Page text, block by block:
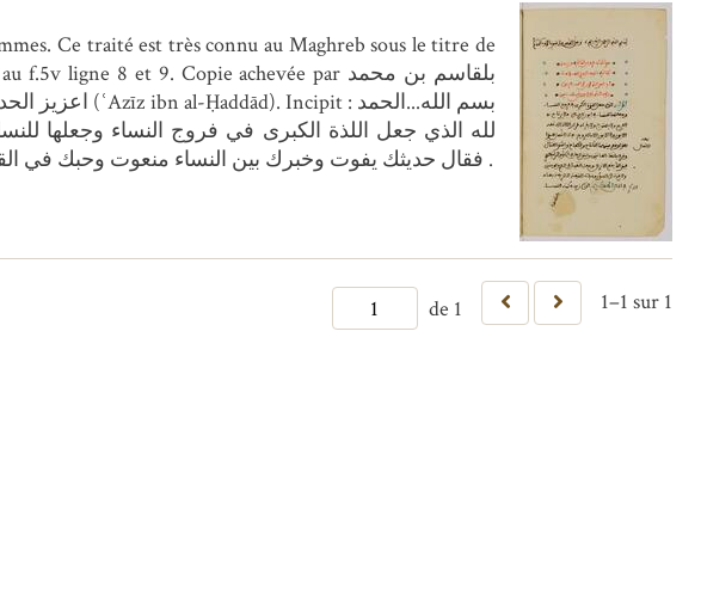
Ce traité est très connu au Maghreb sous le titre de
لله الذي جعل اللذة الكبرى في فروج النساء وجعلها
الجماع . Explicit : فقال حديثك يفوت وخبرك بين النساء منعوت وحبك في القلب مثبوت وان فارقتني لا شك انني أموت . كمل الكتاب بحمد الله وحسن عونه .
de 1 1–1 sur 1